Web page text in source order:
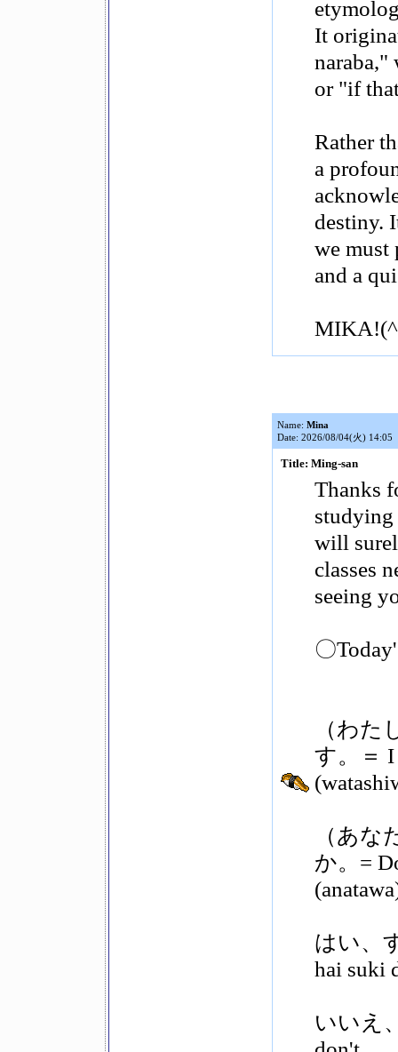
It
or "if
Rather
a
destiny.
we must
and a
Name: Mina
Date: 2026/08/04(火) 14:05
Title: Ming-san
Thanks
studying
will
classes
seeing
〇
（わ
す。＝ I
（あ
か。=
はい、
hai suki
いいえ